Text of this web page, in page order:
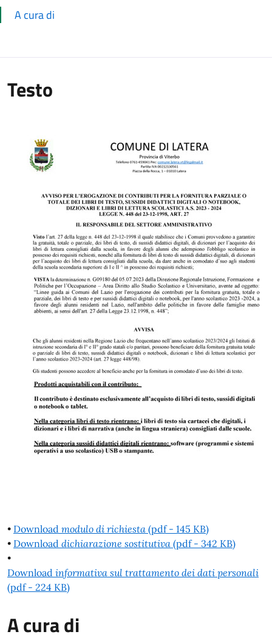
A cura di
Testo
• Download modulo di richiesta (pdf - 145 KB)
• Download dichiarazione sostitutiva (pdf - 342 KB)
•
Download informativa sul trattamento dei dati personali
(pdf - 224 KB)
A cura di